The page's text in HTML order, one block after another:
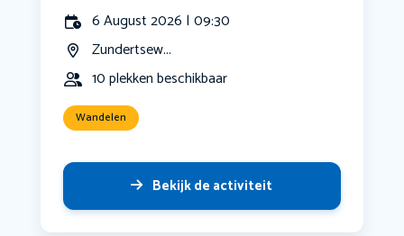
6 August 2026 | 09:30
Zundertsew...
10 plekken beschikbaar
Wandelen
Bekijk de activiteit